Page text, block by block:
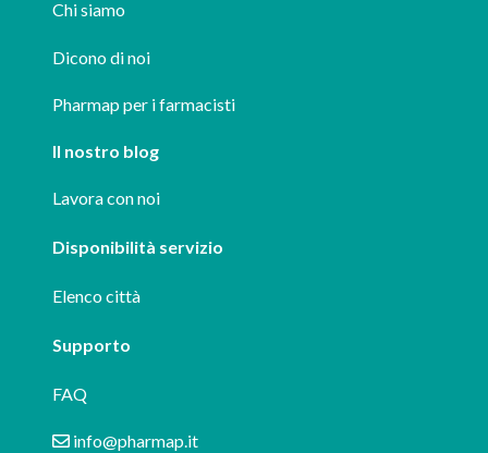
Chi siamo
Dicono di noi
Pharmap per i farmacisti
Il nostro blog
Lavora con noi
Disponibilità servizio
Elenco città
Supporto
FAQ
info@pharmap.it